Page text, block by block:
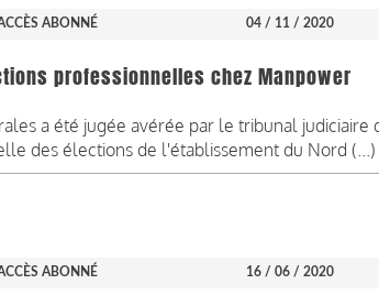
ABONNÉ 04 / 11 / 2020
professionnelles chez Manpower
a été jugée avérée par le tribunal judiciaire
des élections de l'établissement du Nord (...)
ABONNÉ 16 / 06 / 2020